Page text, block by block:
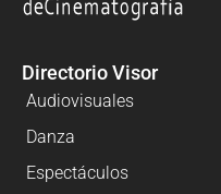
Directorio Visor
Audiovisuales
Danza
Espectáculos